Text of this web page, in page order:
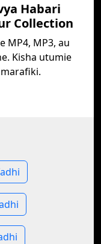
Habari
Collection
MP4, MP3, au
Kisha utumie